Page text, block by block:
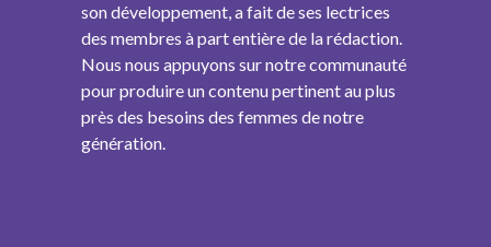
son développement, a fait de ses lectrices
des membres à part entière de la rédaction.
Nous nous appuyons sur notre communauté
pour produire un contenu pertinent au plus
près des besoins des femmes de notre
génération.